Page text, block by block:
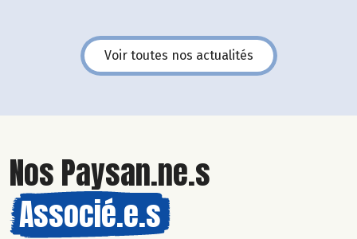
Voir toutes nos actualités
Nos Paysan.ne.s
Associé.e.s